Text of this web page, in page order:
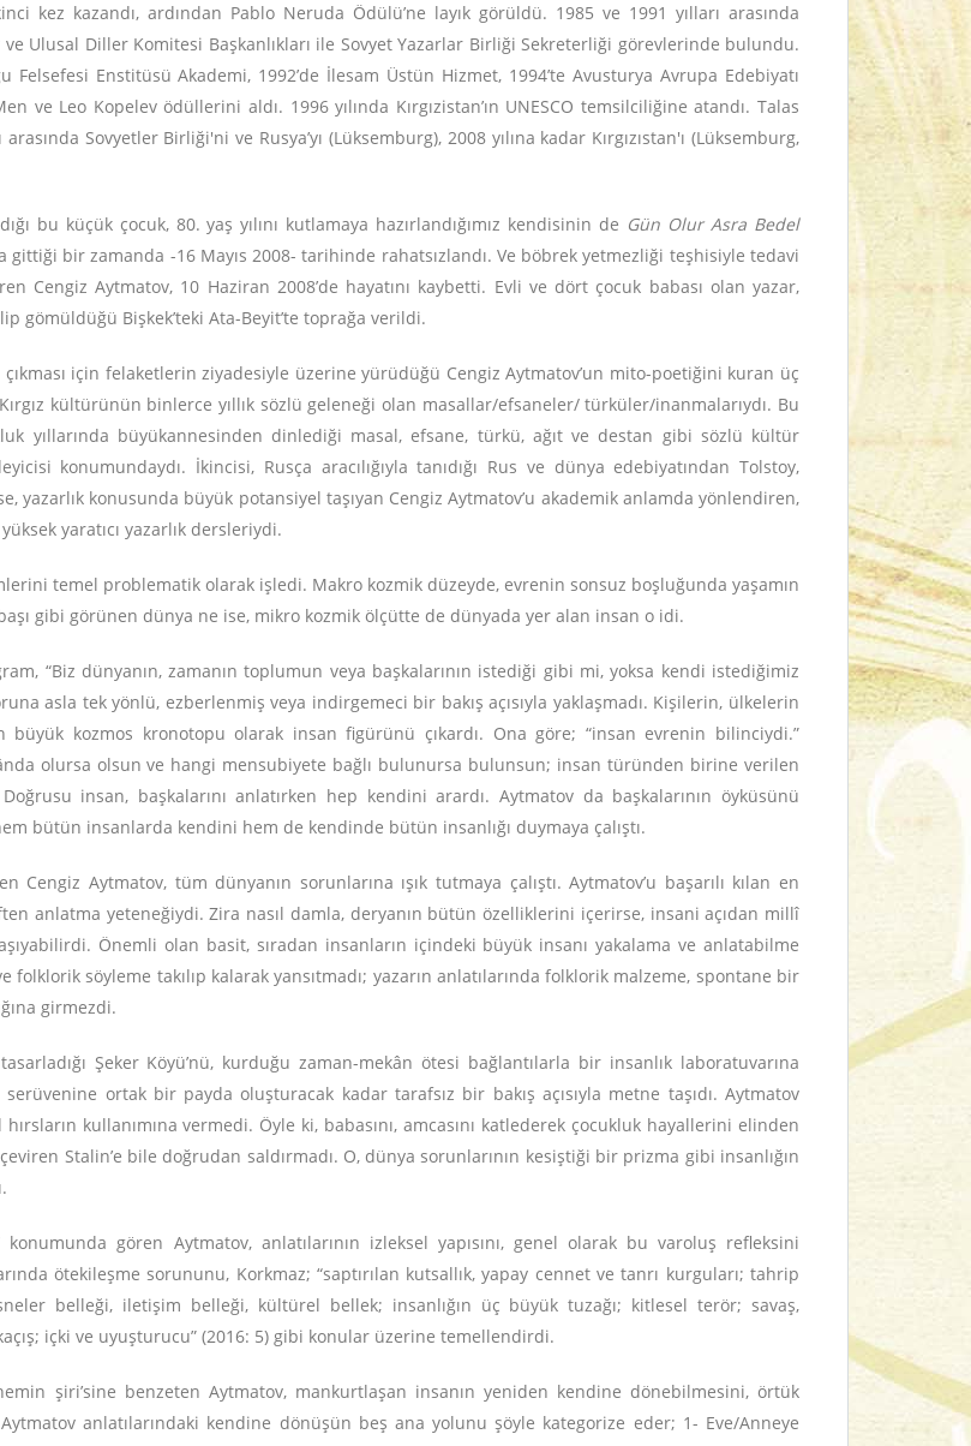
kez kazandı, ardından Pablo Neruda Ödülü’ne layık görüldü. 1985 ve 1991 yılları arasında
Ulusal Diller Komitesi Başkanlıkları ile Sovyet Yazarlar Birliği Sekreterliği görevlerinde bulundu.
Felsefesi Enstitüsü Akademi, 1992’de İlesam Üstün Hizmet, 1994’te Avusturya Avrupa Edebiyatı
ve Leo Kopelev ödüllerini aldı. 1996 yılında Kırgızistan’ın UNESCO temsilciliğine atandı. Talas
Sovyetler Birliği'ni ve Rusya’yı (Lüksemburg), 2008 yılına kadar Kırgızıstan'ı (Lüksemburg,
bu küçük çocuk, 80. yaş yılını kutlamaya hazırlandığımız kendisinin de Gün Olur Asra Bedel
gittiği bir zamanda -16 Mayıs 2008- tarihinde rahatsızlandı. Ve böbrek yetmezliği teşhisiyle tedavi
Cengiz Aytmatov, 10 Haziran 2008’de hayatını kaybetti. Evli ve dört çocuk babası olan yazar,
gömüldüğü Bişkek’teki Ata-Beyit’te toprağa verildi.
için felaketlerin ziyadesiyle üzerine yürüdüğü Cengiz Aytmatov’un mito-poetiğini kuran üç
kültürünün binlerce yıllık sözlü geleneği olan masallar/efsaneler/ türküler/inanmalarıydı. Bu
yıllarında büyükannesinden dinlediği masal, efsane, türkü, ağıt ve destan gibi sözlü kültür
konumundaydı. İkincisi, Rusça aracılığıyla tanıdığı Rus ve dünya edebiyatından Tolstoy,
yazarlık konusunda büyük potansiyel taşıyan Cengiz Aytmatov’u akademik anlamda yönlendiren,
yaratıcı yazarlık dersleriydi.
temel problematik olarak işledi. Makro kozmik düzeyde, evrenin sonsuz boşluğunda yaşamın
gibi görünen dünya ne ise, mikro kozmik ölçütte de dünyada yer alan insan o idi.
“Biz dünyanın, zamanın toplumun veya başkalarının istediği gibi mi, yoksa kendi istediğimiz
asla tek yönlü, ezberlenmiş veya indirgemeci bir bakış açısıyla yaklaşmadı. Kişilerin, ülkelerin
büyük kozmos kronotopu olarak insan figürünü çıkardı. Ona göre; “insan evrenin bilinciydi.”
olursa olsun ve hangi mensubiyete bağlı bulunursa bulunsun; insan türünden birine verilen
insan, başkalarını anlatırken hep kendini arardı. Aytmatov da başkalarının öyküsünü
bütün insanlarda kendini hem de kendinde bütün insanlığı duymaya çalıştı.
Aytmatov, tüm dünyanın sorunlarına ışık tutmaya çalıştı. Aytmatov’u başarılı kılan en
anlatma yeteneğiydi. Zira nasıl damla, deryanın bütün özelliklerini içerirse, insani açıdan millî
Önemli olan basit, sıradan insanların içindeki büyük insanı yakalama ve anlatabilme
söyleme takılıp kalarak yansıtmadı; yazarın anlatılarında folklorik malzeme, spontane bir
girmezdi.
Şeker Köyü’nü, kurduğu zaman-mekân ötesi bağlantılarla bir insanlık laboratuvarına
ortak bir payda oluşturacak kadar tarafsız bir bakış açısıyla metne taşıdı. Aytmatov
kullanımına vermedi. Öyle ki, babasını, amcasını katlederek çocukluk hayallerini elinden
Stalin’e bile doğrudan saldırmadı. O, dünya sorunlarının kesiştiği bir prizma gibi insanlığın
gören Aytmatov, anlatılarının izleksel yapısını, genel olarak bu varoluş refleksini
ötekileşme sorununu, Korkmaz; “saptırılan kutsallık, yapay cennet ve tanrı kurguları; tahrip
belleği, iletişim belleği, kültürel bellek; insanlığın üç büyük tuzağı; kitlesel terör; savaş,
içki ve uyuşturucu” (2016: 5) gibi konular üzerine temellendirdi.
şiri’sine benzeten Aytmatov, mankurtlaşan insanın yeniden kendine dönebilmesini, örtük
anlatılarındaki kendine dönüşün beş ana yolunu şöyle kategorize eder; 1- Eve/Anneye